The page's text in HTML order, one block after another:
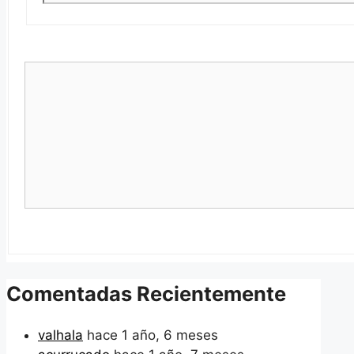
Comentadas Recientemente
valhala hace 1 año, 6 meses